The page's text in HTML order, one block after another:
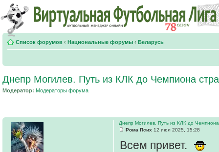
Список форумов ‹ Национальные форумы ‹ Беларусь
Днепр Могилев. Путь из КЛК до Чемпиона
Модератор: Модераторы форума
Днепр Могилев. Путь из КЛК до
Рома Псих 12 июл 2025, 15:28
Всем привет.